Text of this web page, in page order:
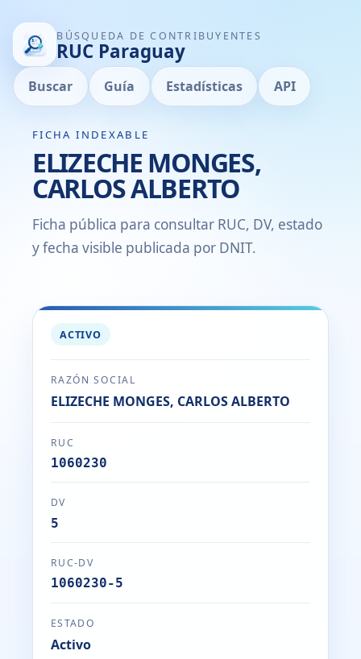
BÚSQUEDA DE CONTRIBUYENTES
RUC Paraguay
Buscar Guía Estadísticas API
FICHA INDEXABLE
ELIZECHE MONGES,
CARLOS ALBERTO
Ficha pública para consultar RUC, DV, estado
y fecha visible publicada por DNIT.
ACTIVO
RAZÓN SOCIAL
ELIZECHE MONGES, CARLOS ALBERTO
RUC
1060230
DV
5
RUC-DV
1060230-5
ESTADO
Activo